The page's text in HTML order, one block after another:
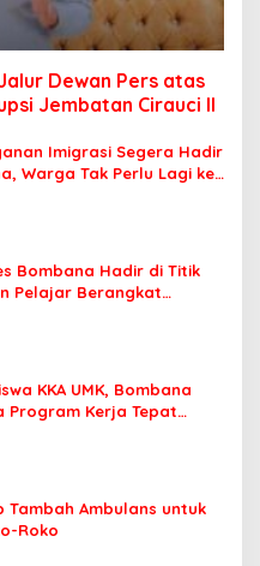
Dewan Pers atas
Jembatan Cirauci II
Imigrasi Segera Hadir
Warga Tak Perlu Lagi ke
Bombana Hadir di Titik
Pelajar Berangkat
KKA UMK, Bombana
Program Kerja Tepat
Tambah Ambulans untuk
Roko